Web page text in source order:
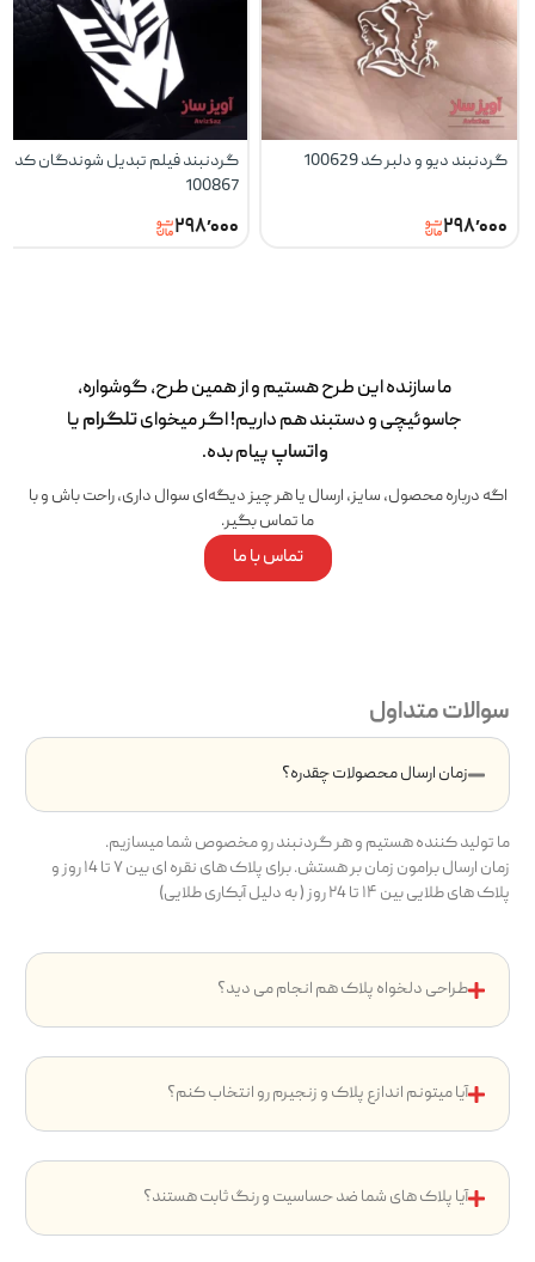
گردنبند دیو و دلبر کد 100629
۲۹۸٬۰۰۰
گردنبند فیلم تبدیل شوندگان کد
100867
۲۹۸٬۰۰۰
ما سازنده این طرح‌ هستیم و از همین طرح، گوشواره،
جاسوئیچی و دستبند هم داریم! اگر میخوایتلگرامیا
واتساپپیام بده.
اگه درباره محصول، سایز، ارسال یا هر چیز دیگه‌ای سوال داری، راحت باش و با
ما تماس بگیر.
تماس با ما
سوالات متداول
زمان ارسال محصولات چقدره؟
ما تولید کننده هستیم و هر گردنبند رو مخصوص شما میسازیم.
زمان ارسال برامون زمان بر هستش. برای پلاک های نقره ای بین ۷ تا ۱4 روز و
پلاک های طلایی بین ۱۴ تا ۲4 روز ( به دلیل آبکاری طلایی)
طراحی دلخواه پلاک هم انجام می دید؟
آیا میتونم اندازع پلاک و زنجیرم رو انتخاب کنم؟
آیا پلاک های شما ضد حساسیت و رنگ ثابت هستند؟